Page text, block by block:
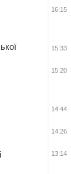
16:15
15:33
15:20
14:44
14:26
13:14